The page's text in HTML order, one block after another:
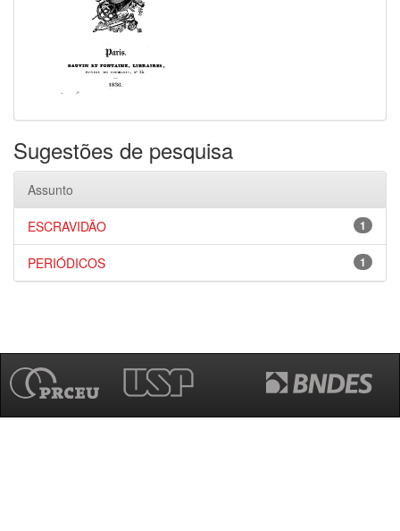
Sugestões de pesquisa
Assunto
1
ESCRAVIDÃO
1
PERIÓDICOS